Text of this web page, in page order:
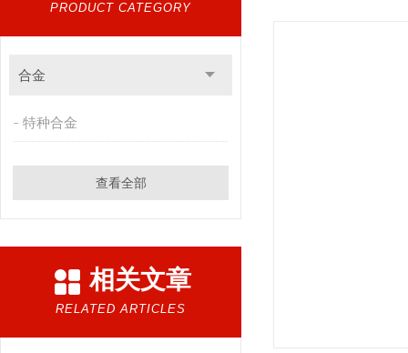
PRODUCT CATEGORY
合金
特种合金
查看全部
相关文章
RELATED ARTICLES